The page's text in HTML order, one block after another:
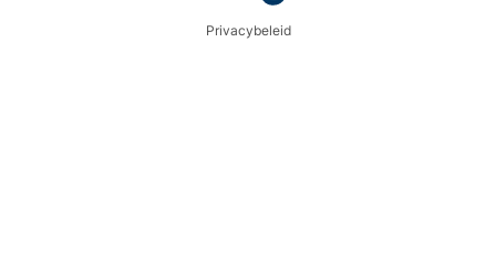
Privacybeleid